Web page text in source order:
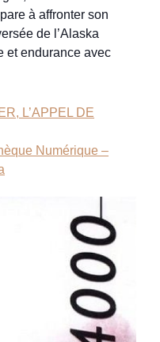
à affronter son
de l’Alaska
et endurance avec
L’APPEL DE
Numérique –